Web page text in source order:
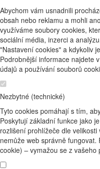
Abychom vám usnadnili
obsah nebo reklamu a mohli
využíváme soubory cookies,
sociální média, inzerci a
"Nastavení cookies" a kdykoliv
Podrobnější informace najdete
údajů a používání souborů
Nezbytné (technické)
Tyto cookies pomáhají s tím,
Poskytují základní funkce jako
rozlišení prohlížeče dle
nemůže web správně
cookie) – vymažou se z